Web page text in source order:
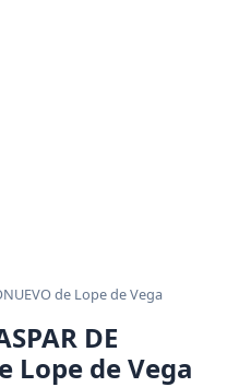
de Lope de Vega
DE
Lope de Vega